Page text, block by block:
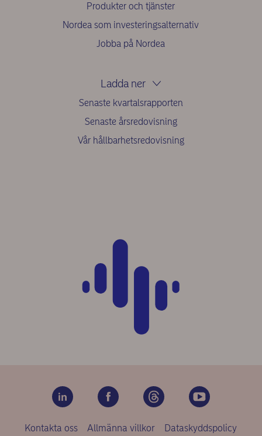
Produkter och tjänster
Nordea som investeringsalternativ
Jobba på Nordea
Ladda ner
Senaste kvartalsrapporten
Senaste årsredovisning
Vår hållbarhetsredovisning
Kontakta oss Allmänna villkor Dataskyddspolicy